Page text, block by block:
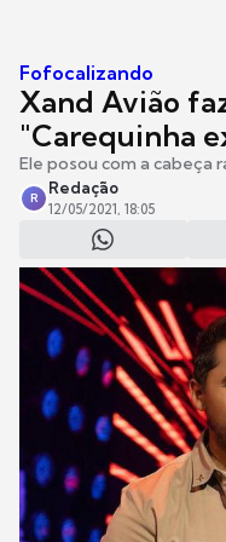
Fofocalizando
Xand Avião
"Carequinha
Ele posou com a cabeça
R
Redação
12/05/2021, 18:05